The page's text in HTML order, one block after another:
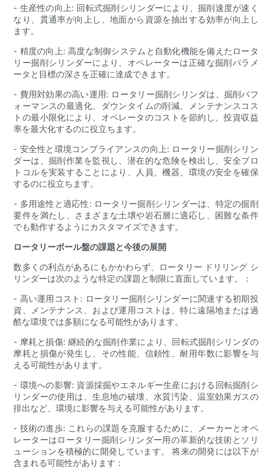
- 生産性の向上: 回転式掘削シリンダーにより、掘削速度が速く
なり、貫通率が向上し、地面から資源を抽出する効率が向上し
ます。
- 精度の向上: 高度な制御システムと自動化機能を備えたロータ
リー掘削シリンダーにより、オペレーターは正確な掘削パラメ
ータと目標の深さを正確に達成できます。
- 費用対効果の高い運用: ロータリー掘削シリンダは、掘削パフ
ォーマンスの最適化、ダウンタイムの削減、メンテナンスコス
トの最小限化により、オペレータのコストを節約し、投資収益
率を最大化するのに役立ちます。
- 安全性と環境コンプライアンスの向上: ロータリー掘削シリン
ダーは、掘削作業を監視し、潜在的な危険を検出し、安全プロ
トコルを実装することにより、人員、機器、環境の安全を確保
するのに役立ちます。
- 多用途性と適応性: ロータリー掘削シリンダーは、特定の掘削
要件を満たし、さまざまな土壌や岩石層に適応し、困難な条件
でも動作するようにカスタマイズできます。
ロータリーボール盤の課題と今後の展開
数多くの利点があるにもかかわらず、ロータリー ドリリング シ
リンダーは次のような特定の課題と制限に直面しています。：
- 高い運用コスト: ロータリー掘削シリンダーに関連する初期投
資、メンテナンス、および運用コストは、特に遠隔地または過
酷な環境では多額になる可能性があります。
- 摩耗と損傷: 継続的な掘削作業により、回転式掘削シリンダの
摩耗と損傷が発生し、その性能、信頼性、耐用年数に影響を与
える可能性があります。
- 環境への影響: 資源採掘やエネルギー生産における回転掘削シ
リンダーの使用は、生息地の破壊、水質汚染、温室効果ガスの
排出など、環境に影響を与える可能性があります。
- 技術の進歩: これらの課題を克服するために、メーカーとオペ
レーターはロータリー掘削シリンダー用の革新的な技術とソリ
ューションを積極的に開発しています。 将来の開発には以下が
含まれる可能性があります：